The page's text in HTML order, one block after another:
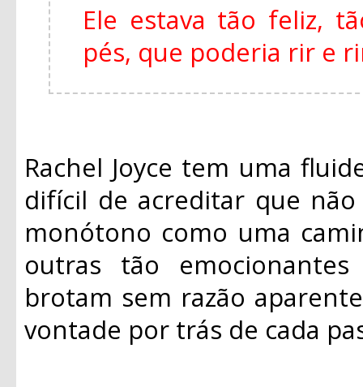
Ele estava tão feliz,
pés, que poderia rir e
Rachel Joyce tem uma
difícil de acreditar que
monótono como uma
outras tão
brotam sem razão
vontade por trás de cada